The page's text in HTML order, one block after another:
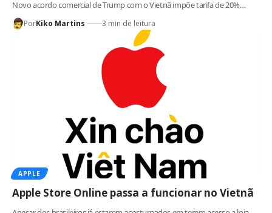
Novo acordo comercial de Trump com o Vietnã impõe tarifa de 20%…
PorKiko Martins 3 min de leitura
APPLE
Apple Store Online passa a funcionar no Vietnã